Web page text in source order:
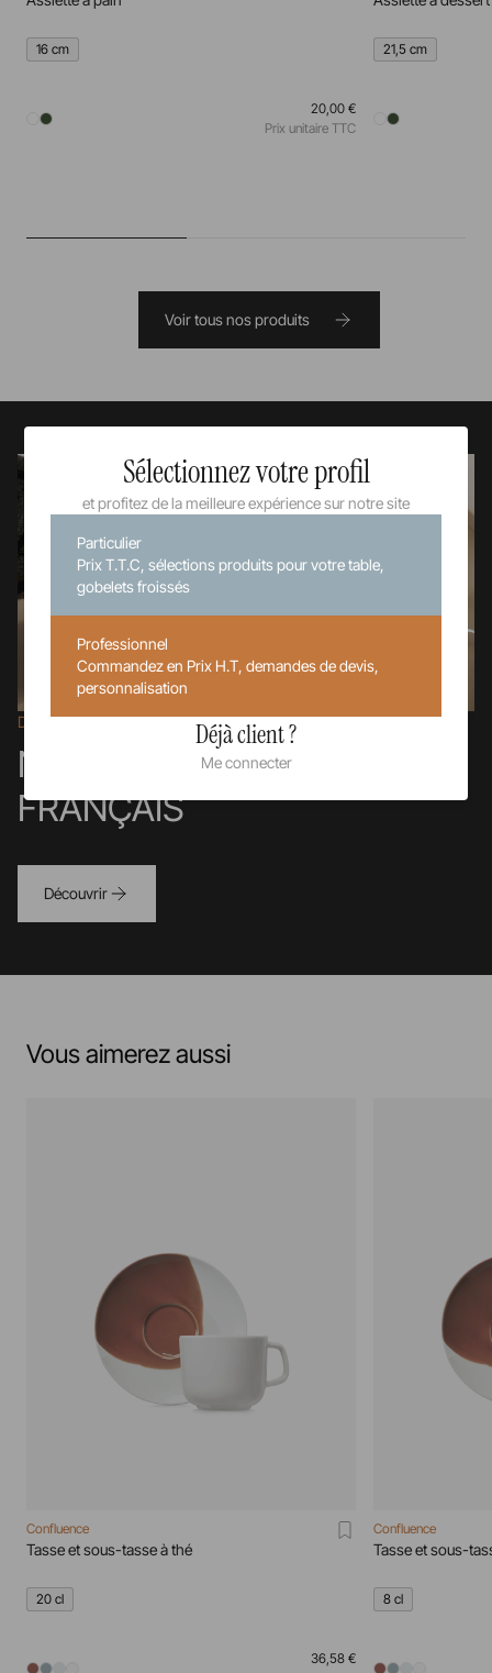
16 cm
20,00 €
Prix unitaire TTC
21,5 cm
Voir tous nos produits
Dans la Drôme
NOS SAVOIR-FAIRE
FRANÇAIS
Découvrir
Vous aimerez aussi
Confluence
Tasse et sous-tasse à thé
20 cl
36,58 €
Confluence
Tasse et sous-
8 cl
Sélectionnez votre profil
et profitez de la meilleure expérience sur notre site
Particulier
Prix T.T.C, sélections produits pour votre table,
gobelets froissés
Professionnel
Commandez en Prix H.T, demandes de devis,
personnalisation
Déjà client ?
Me connecter